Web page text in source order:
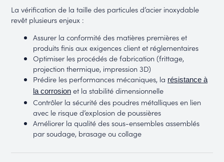
La vérification de la taille des particules d’acier inoxydable
revêt plusieurs enjeux :
Assurer la conformité des matières premières et
produits finis aux exigences client et réglementaires
Optimiser les procédés de fabrication (frittage,
projection thermique, impression 3D)
Prédire les performances mécaniques, la résistance à
la corrosionet la stabilité dimensionnelle
Contrôler la sécurité des poudres métalliques en lien
avec le risque d’explosion de poussières
Améliorer la qualité des sous-ensembles assemblés
par soudage, brasage ou collage